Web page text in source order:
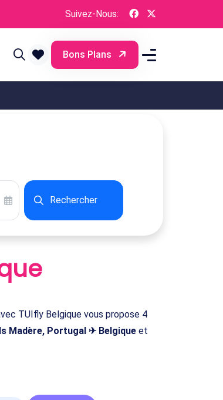
Suivez-Nous:
Bons Plans
Rechercher
TUIfly Belgique vous propose 4
Madère, Portugal ✈ Belgiqueet